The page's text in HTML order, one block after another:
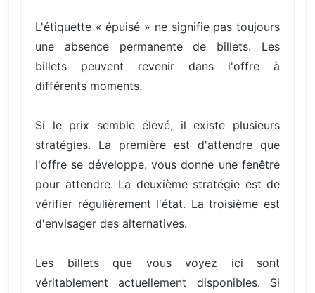
L'étiquette « épuisé » ne signifie pas toujours
une absence permanente de billets. Les
billets peuvent revenir dans l'offre à
différents moments.
Si le prix semble élevé, il existe plusieurs
stratégies. La première est d'attendre que
l'offre se développe. vous donne une fenêtre
pour attendre. La deuxième stratégie est de
vérifier régulièrement l'état. La troisième est
d'envisager des alternatives.
Les billets que vous voyez ici sont
véritablement actuellement disponibles. Si